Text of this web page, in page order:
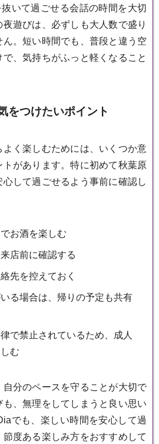
いて過ごせる会話の時間を大切
遊びは、必ずしも大人数で盛り
ん。短い時間でも、普段と違う空
、気持ちがふっと軽くなること
をつけたいポイント
く楽しむためには、いくつか意
があります。特に初めて秋葉原
して過ごせるよう事前に確認し
お酒を楽しむ
店前に確認する
先を控えておく
る場合は、帰りの予定も共有
で禁止されているため、成人
む
分のペースを守ることが大切で
、無理をしてしまうと良い思い
でも、楽しい時間を安心して過
度ある楽しみ方をおすすめして